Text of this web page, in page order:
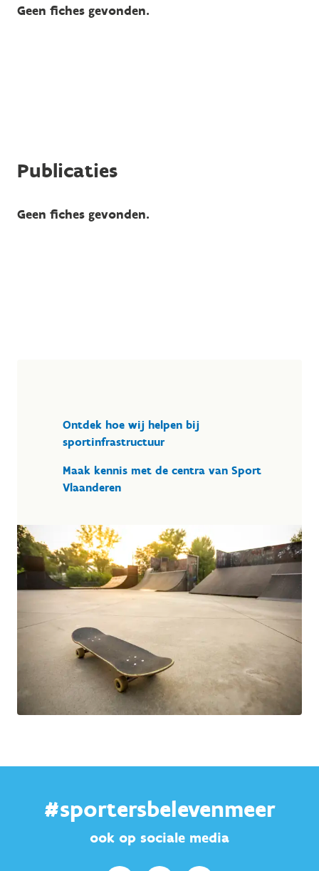
Geen fiches gevonden.
Publicaties
Geen fiches gevonden.
Ontdek hoe wij helpen bij
sportinfrastructuur
Maak kennis met de centra van Sport
Vlaanderen
#sportersbelevenmeer
ook op sociale media